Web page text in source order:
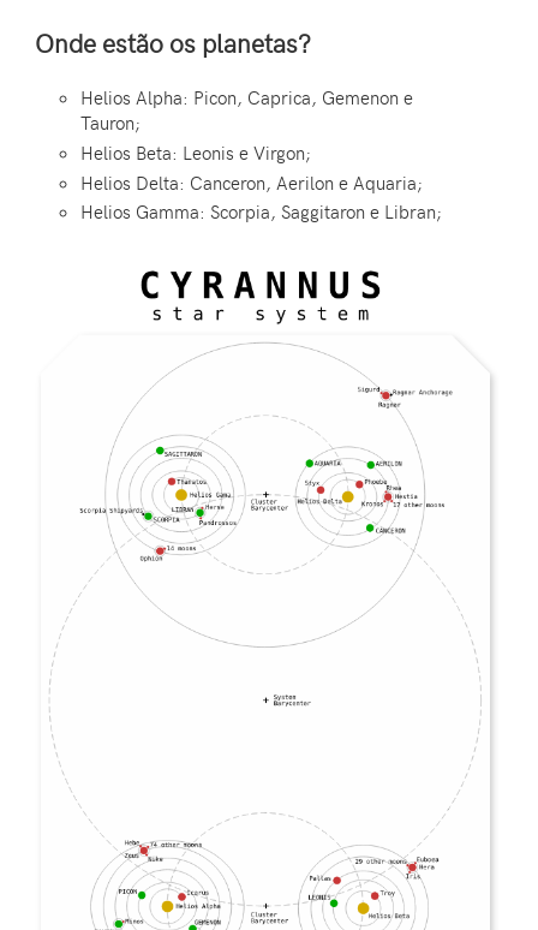
Onde estão os planetas?
Helios Alpha: Picon, Caprica, Gemenon e
Tauron;
Helios Beta: Leonis e Virgon;
Helios Delta: Canceron, Aerilon e Aquaria;
Helios Gamma: Scorpia, Saggitaron e Libran;